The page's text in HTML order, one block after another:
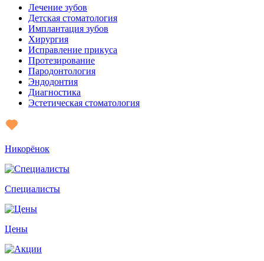
Лечение зубов
Детская стоматология
Имплантация зубов
Хирургия
Исправление прикуса
Протезирование
Пародонтология
Эндодонтия
Диагностика
Эстетическая стоматология
Никорёнок
Специалисты
Цены